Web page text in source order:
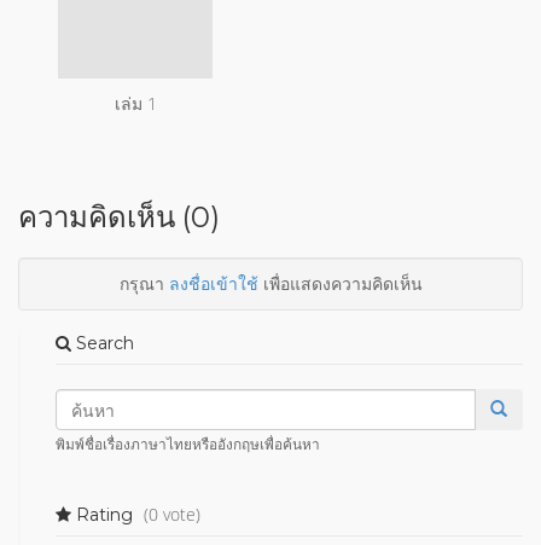
เล่ม 1
ความคิดเห็น (0)
กรุณา ลงชื่อเข้าใช้เพื่อแสดงความคิดเห็น
Search
พิมพ์ชื่อเรื่องภาษาไทยหรืออังกฤษเพื่อค้นหา
Rating (0 vote)